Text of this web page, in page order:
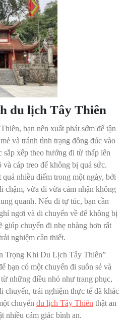
du lịch Tây Thiên
bạn nên xuất phát sớm để tận
và tránh tình trạng đông đúc vào
xếp theo hướng đi từ thấp lên
cáp treo để không bị quá sức.
nhiều điểm trong một ngày, bởi
chậm, vừa đi vừa cảm nhận không
quanh. Nếu đi tự túc, bạn cần
ngơi và di chuyển về để không bị
chuyến đi nhẹ nhàng hơn rất
nghiệm cần thiết.
Trọng Khi Du Lịch Tây Thiên”
bạn có một chuyến đi suôn sẻ và
những điều nhỏ như trang phục,
chuyển, trải nghiệm thực tế đã khác
chuyến du lịch Tây Thiên thật an
nhiều cảm giác bình an.